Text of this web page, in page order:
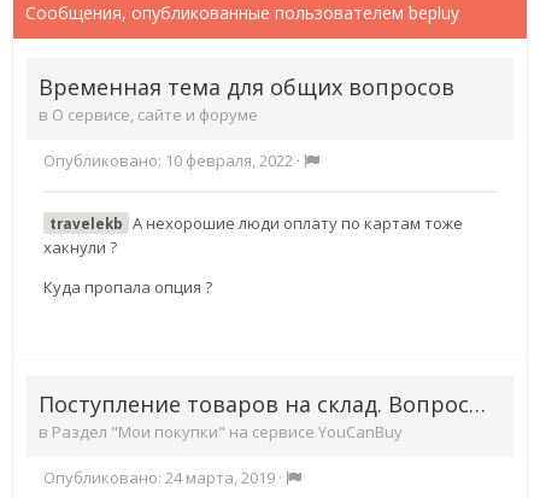
Сообщения, опубликованные пользователем bepluy
Временная тема для общих вопросов
в О сервисе, сайте и форуме
Опубликовано: 10 февраля, 2022 ·
travelekb А нехорошие люди оплату по картам тоже
хакнули ?
Куда пропала опция ?
Поступление товаров на склад. Вопросы, комментарии
в Раздел "Мои покупки" на сервисе YouCanBuy
Опубликовано: 24 марта, 2019 ·